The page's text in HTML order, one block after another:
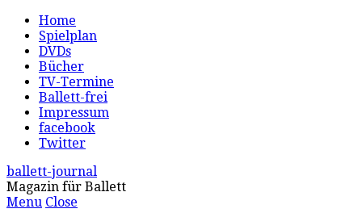
Home
Spielplan
DVDs
Bücher
TV-Termine
Ballett-frei
Impressum
facebook
Twitter
ballett-journal
Magazin für Ballett
Menu Close